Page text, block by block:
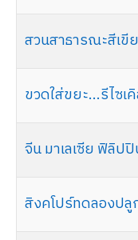
สวนสาธารณะสีเขี
ขวดใส่ขยะ...รีไซเ
จีน มาเลเซีย ฟิลิ
สิงคโปร์ทดลองป